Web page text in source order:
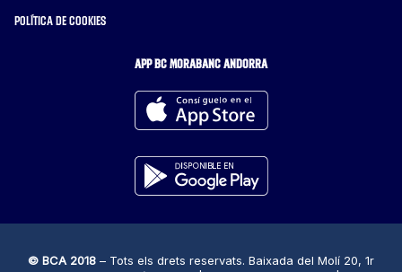
Política de cookies
APP BC MORABANC ANDORRA
© BCA 2018 – Tots els drets reservats. Baixada del Molí 20, 1r